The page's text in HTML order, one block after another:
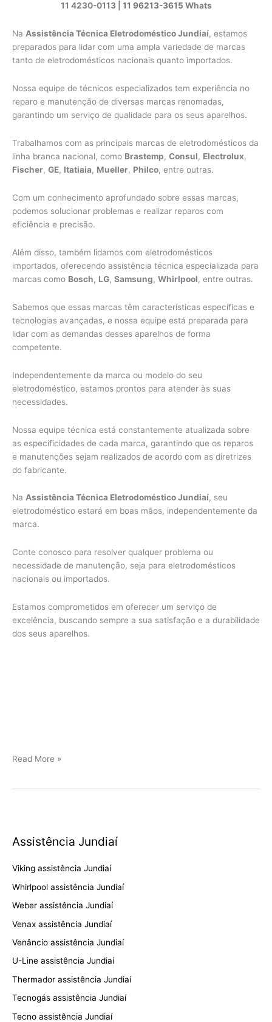
11 4230-0113 | 11 96213-3615 Whats
Na Assistência Técnica Eletrodoméstico Jundiaí, estamos
preparados para lidar com uma ampla variedade de marcas
tanto de eletrodomésticos nacionais quanto importados.
Nossa equipe de técnicos especializados tem experiência no
reparo e manutenção de diversas marcas renomadas,
garantindo um serviço de qualidade para os seus aparelhos.
Trabalhamos com as principais marcas de eletrodomésticos da
linha branca nacional, como Brastemp, Consul, Electrolux,
Fischer, GE, Itatiaia, Mueller, Philco, entre outras.
Com um conhecimento aprofundado sobre essas marcas,
podemos solucionar problemas e realizar reparos com
eficiência e precisão.
Além disso, também lidamos com eletrodomésticos
importados, oferecendo assistência técnica especializada para
marcas como Bosch, LG, Samsung, Whirlpool, entre outras.
Sabemos que essas marcas têm características específicas e
tecnologias avançadas, e nossa equipe está preparada para
lidar com as demandas desses aparelhos de forma
competente.
Independentemente da marca ou modelo do seu
eletrodoméstico, estamos prontos para atender às suas
necessidades.
Nossa equipe técnica está constantemente atualizada sobre
as especificidades de cada marca, garantindo que os reparos
e manutenções sejam realizados de acordo com as diretrizes
do fabricante.
Na Assistência Técnica Eletrodoméstico Jundiaí, seu
eletrodoméstico estará em boas mãos, independentemente da
marca.
Conte conosco para resolver qualquer problema ou
necessidade de manutenção, seja para eletrodomésticos
nacionais ou importados.
Estamos comprometidos em oferecer um serviço de
excelência, buscando sempre a sua satisfação e a durabilidade
dos seus aparelhos.
Jundiaí
Read More »
Assistência Jundiaí
Viking assistência Jundiaí
Whirlpool assistência Jundiaí
Weber assistência Jundiaí
Venax assistência Jundiaí
Venâncio assistência Jundiaí
U-Line assistência Jundiaí
Thermador assistência Jundiaí
Tecnogás assistência Jundiaí
Tecno assistência Jundiaí